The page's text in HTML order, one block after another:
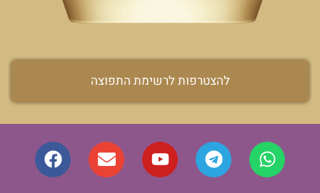
להצטרפות לרשימת התפוצה